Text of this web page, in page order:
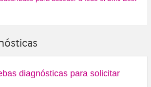
diagnósticas para solicitar